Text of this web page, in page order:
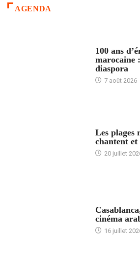
AGENDA
100 ans
marocaine
diaspora
7 août 2026
Les plages
chantent et
20 juillet
cinéma
16 juillet